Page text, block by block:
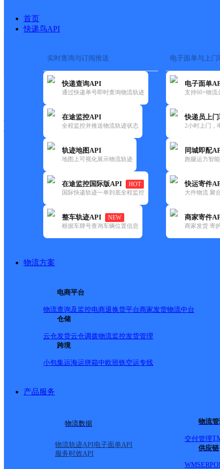
首页
快递鸟API
实时查询与订阅推送
快递查询API
通过快递单号即时查询物流轨迹
在途监控API
全程监控并推送物流轨迹状态
轨迹地图API
地图上可视化展示物流轨迹
在途监控国际版API
HOT
国际快递轨迹一单到底全程监控
整车轨迹API
NEW
根据车牌号查询车辆位置信息
电子面单与上门
电子面单
支持60+物流
快递员上
2小时上门，
同城即配
跑腿运力智
快运寄件
大件物流 聚
商家寄件
商家发货 寄
物流方案
电商平台
物流查询及监控电商退换货平台商家发货物流中台
仓储
云仓发货云仓调拨物流监控发货管理
跨境
小包集运海运拼箱中欧班铁空运专线
产品服务
物流数据
物流轨迹API电子面单API
服务时效API
物流
交付管理
供应链
WMSERP
快运大全 快递时效
韵达
云南主城区公司昆明官渡经开
更新时间：2022-07-14 00:00:00
所属快递：韵达速递
所属区域：云南省-昆明市-官渡区
网点地址：云南省昆明市官渡区昆明经济技术开发区宝泽
网点负责人：
德产业园；金地大厦8栋；金呈地产9栋；西勘院10栋；合
栋；重庆巨能建设2栋；千汇酒店1栋；启航中心；浦发路
瑞大楼；天森金海国际A栋；天森金海国际B栋；天森金